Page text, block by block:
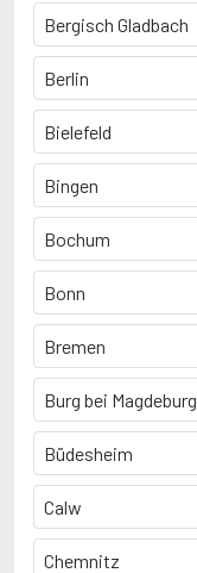
Bergisch Gladbach
Berlin
Bielefeld
Bingen
Bochum
Bonn
Bremen
Burg bei Magdeburg
Büdesheim
Calw
Chemnitz